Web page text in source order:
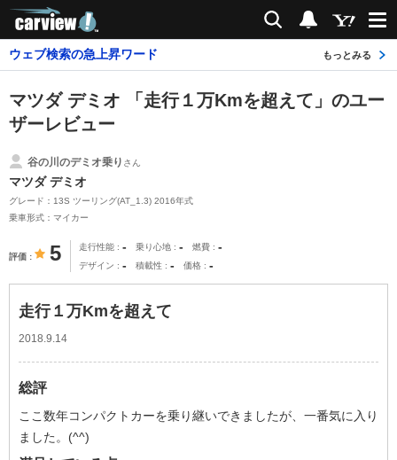
検索 通知
ウェブ検索の急上昇ワード もっとみる
マツダ デミオ 「走行１万Kmを超えて」のユー
ザーレビュー
谷の川のデミオ乗り さん
マツダ デミオ
グレード：13S ツーリング(AT_1.3) 2016年式
乗車形式：マイカー
評価 5 走行性能 - 乗り心地 - 燃費 -
デザイン - 積載性 - 価格 -
走行１万Kmを超えて
2018.9.14
総評
ここ数年コンパクトカーを乗り継いできましたが、一番気に入り
ました。(^^)